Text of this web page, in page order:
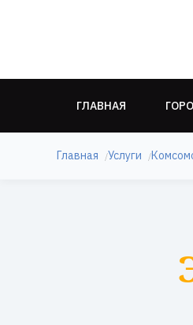
ГЛАВНАЯ
Главная Услуги